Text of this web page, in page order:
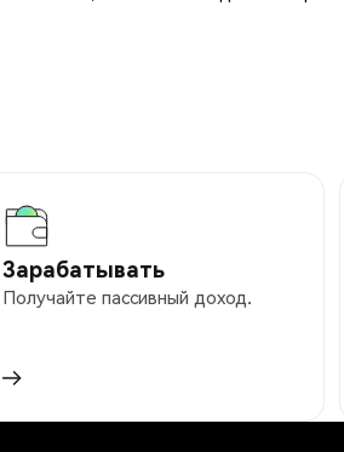
Зарабатывать
Получайте пассивный доход.